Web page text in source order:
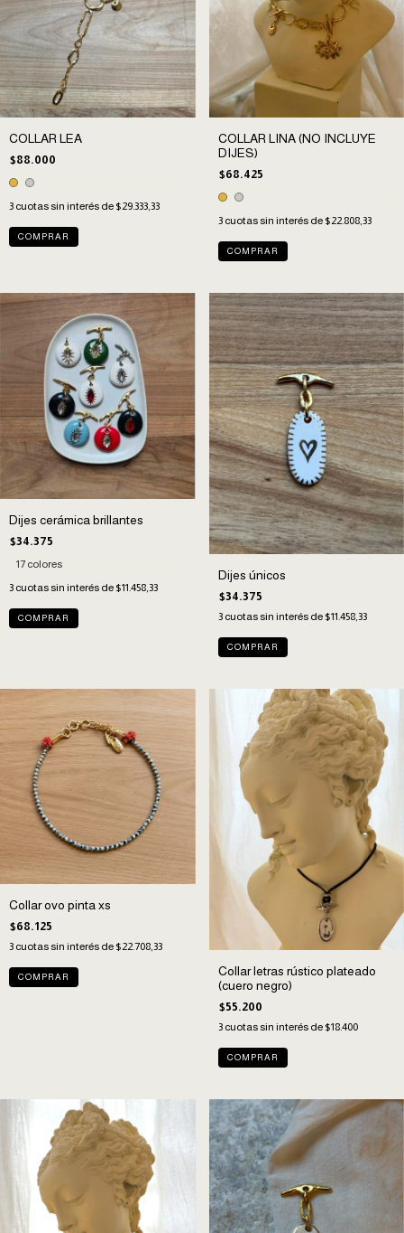
COLLAR LEA
$88.000
3 cuotas sin interés de $29.333,33
COMPRAR
COLLAR LINA (NO INCLUYE
DIJES)
$68.425
3 cuotas sin interés de $22.808,33
COMPRAR
Dijes cerámica brillantes
$34.375
17 colores
3 cuotas sin interés de $11.458,33
COMPRAR
Dijes únicos
$34.375
3 cuotas sin interés de $11.458,33
COMPRAR
Collar ovo pinta xs
$68.125
3 cuotas sin interés de $22.708,33
Collar letras rústico plateado
(cuero negro)
$55.200
3 cuotas sin interés de $18.400
COMPRAR